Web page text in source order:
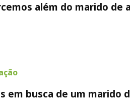
além do marido de
em busca de um marido